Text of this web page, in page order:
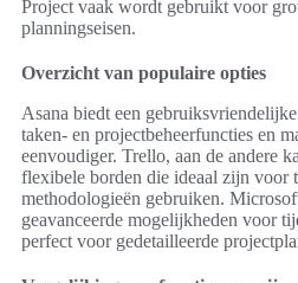
Project vaak wordt gebruikt voor
planningseisen.
Overzicht van populaire opties
Asana biedt een
taken- en projectbeheerfuncties en
eenvoudiger. Trello, aan de andere
flexibele borden die ideaal zijn voor
methodologieën gebruiken.
geavanceerde mogelijkheden voor
perfect voor gedetailleerde